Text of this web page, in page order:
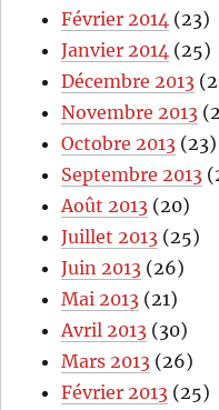
Février 2014 (23)
Janvier 2014 (25)
Décembre 2013
Novembre 2013
Octobre 2013 (23)
Septembre 2013
Août 2013 (20)
Juillet 2013 (25)
Juin 2013 (26)
Mai 2013 (21)
Avril 2013 (30)
Mars 2013 (26)
Février 2013 (25)